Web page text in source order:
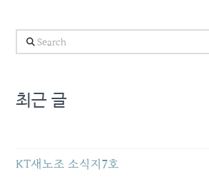
Search
최근 글
KT새노조 소식지7호